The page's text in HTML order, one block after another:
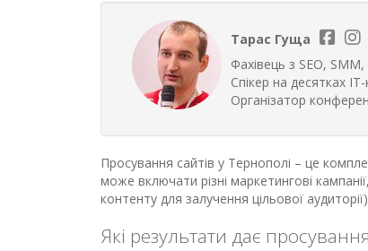
Тарас Гуща
Фахівець з SEO,
Спікер на десятках
Організатор
Просування сайтів у Тернополі – це
може включати різні маркетингові
контенту для залучення цільової
Які результати дає